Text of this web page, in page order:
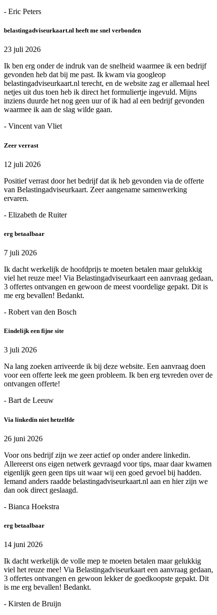
- Eric Peters
belastingadviseurkaart.nl heeft me snel verbonden
23 juli 2026
Ik ben erg onder de indruk van de snelheid waarmee ik een bedrijf
gevonden heb dat bij me past. Ik kwam via googleop
belastingadviseurkaart.nl terecht, en de website zag er allemaal heel
netjes uit dus toen heb ik direct het formuliertje ingevuld. Mijns
inziens duurde het nog geen uur of ik had al een bedrijf gevonden
waarmee ik aan de slag wilde gaan.
- Vincent van Vliet
Zeer verrast
12 juli 2026
Positief verrast door het bedrijf dat ik heb gevonden via de offerte
van Belastingadviseurkaart. Zeer aangename samenwerking
ervaren.
- Elizabeth de Ruiter
erg betaalbaar
7 juli 2026
Ik dacht werkelijk de hoofdprijs te moeten betalen maar gelukkig
viel het reuze mee! Via Belastingadviseurkaart een aanvraag gedaan,
3 offertes ontvangen en gewoon de meest voordelige gepakt. Dit is
me erg bevallen! Bedankt.
- Robert van den Bosch
Eindelijk een fijne site
3 juli 2026
Na lang zoeken arriveerde ik bij deze website. Een aanvraag doen
voor een offerte leek me geen probleem. Ik ben erg tevreden over de
ontvangen offerte!
- Bart de Leeuw
Via linkedin niet hetzelfde
26 juni 2026
Voor ons bedrijf zijn we zeer actief op onder andere linkedin.
Allereerst ons eigen netwerk gevraagd voor tips, maar daar kwamen
eigenlijk geen geen tips uit waar wij een goed gevoel bij hadden.
Iemand anders raadde belastingadviseurkaart.nl aan en hier zijn we
dan ook direct geslaagd.
- Bianca Hoekstra
erg betaalbaar
14 juni 2026
Ik dacht werkelijk de volle mep te moeten betalen maar gelukkig
viel het reuze mee! Via Belastingadviseurkaart een aanvraag gedaan,
3 offertes ontvangen en gewoon lekker de goedkoopste gepakt. Dit
is me erg bevallen! Bedankt.
- Kirsten de Bruijn